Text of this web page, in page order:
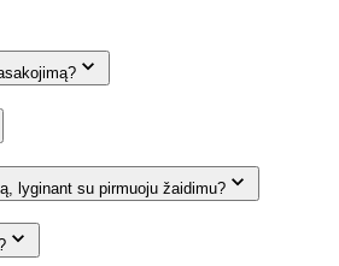
lyginant su pirmuoju žaidimu?